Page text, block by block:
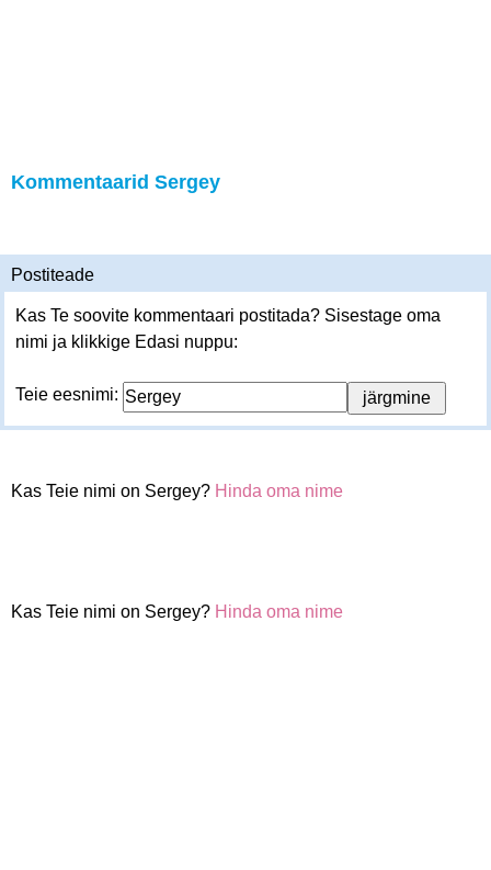
Kommentaarid Sergey
Postiteade
Kas Te soovite kommentaari postitada? Sisestage oma
nimi ja klikkige Edasi nuppu:
Teie eesnimi:
Kas Teie nimi on Sergey? Hinda oma nime
Kas Teie nimi on Sergey? Hinda oma nime